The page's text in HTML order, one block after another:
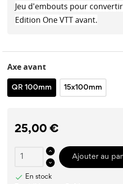
Jeu d'embouts pour
Edition One VTT avant.
Axe avant
QR 100mm 15x100mm
25,00 €
Ajouter au

En stock